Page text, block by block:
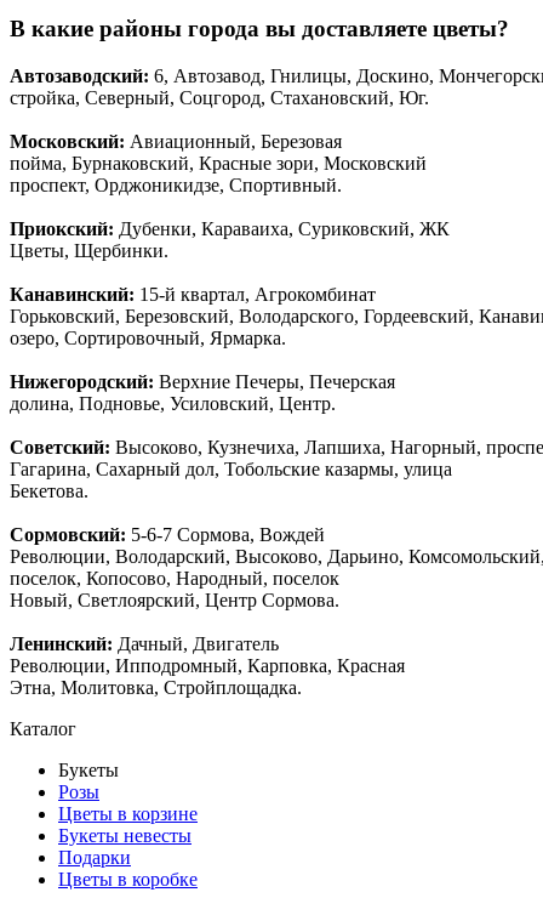
В какие районы города вы доставляете цветы?
Автозаводский: 6, Автозавод, Гнилицы, Доскино,
стройка, Северный, Соцгород, Стахановский, Юг.
Московский: Авиационный, Березовая
пойма, Бурнаковский, Красные зори, Московский
проспект, Орджоникидзе, Спортивный.
Приокский: Дубенки, Караваиха, Суриковский, ЖК
Цветы, Щербинки.
Канавинский: 15-й квартал, Агрокомбинат
Горьковский, Березовский, Володарского, Гордеевский,
озеро, Сортировочный, Ярмарка.
Нижегородский: Верхние Печеры, Печерская
долина, Подновье, Усиловский, Центр.
Советский: Высоково, Кузнечиха, Лапшиха, Нагорный,
Гагарина, Сахарный дол, Тобольские казармы, улица
Бекетова.
Сормовский: 5-6-7 Сормова, Вождей
Революции, Володарский, Высоково, Дарьино,
поселок, Копосово, Народный, поселок
Новый, Светлоярский, Центр Сормова.
Ленинский: Дачный, Двигатель
Революции, Ипподромный, Карповка, Красная
Этна, Молитовка, Стройплощадка.
Каталог
Букеты
Розы
Цветы в корзине
Букеты невесты
Подарки
Цветы в коробке